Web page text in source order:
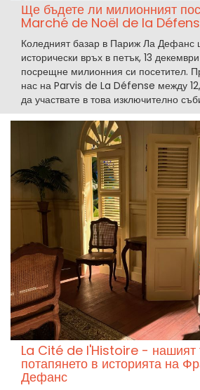
Ще бъдете ли милионният
Marché de Noël de la
Коледният базар в Париж Ла Дефанс
исторически връх в петък, 13
посрещне милионния си посетител.
нас на Parvis de La Défense между
да участвате в това изключително
La Cité de l'Histoire - нашият
потапянето в историята на
Дефанс